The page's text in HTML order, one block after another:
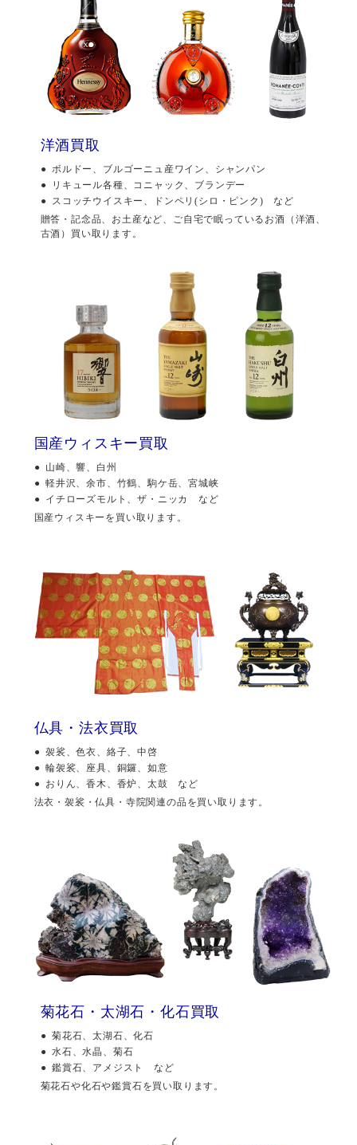
洋酒買取
ボルドー、ブルゴーニュ産ワイン、シャンパン
リキュール各種、コニャック、ブランデー
スコッチウイスキー、ドンペリ(シロ・ピンク) など
贈答・記念品、お土産など、ご自宅で眠っているお酒（洋酒、
古酒）買い取ります。
国産ウィスキー買取
山崎、響、白州
軽井沢、余市、竹鶴、駒ケ岳、宮城峡
イチローズモルト、ザ・ニッカ など
国産ウィスキーを買い取ります。
仏具・法衣買取
袈裟、色衣、絡子、中啓
輪袈裟、座具、銅鑼、如意
おりん、香木、香炉、太鼓 など
法衣・袈裟・仏具・寺院関連の品を買い取ります。
菊花石・太湖石・化石買取
菊花石、太湖石、化石
水石、水晶、菊石
鑑賞石、アメジスト など
菊花石や化石や鑑賞石を買い取ります。